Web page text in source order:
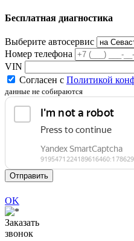
Бесплатная диагностика
Выберите автосервис
Номер телефона
VIN
Согласен с Политикой
данные не собираются
Отправить
OK
Заказать
звонок